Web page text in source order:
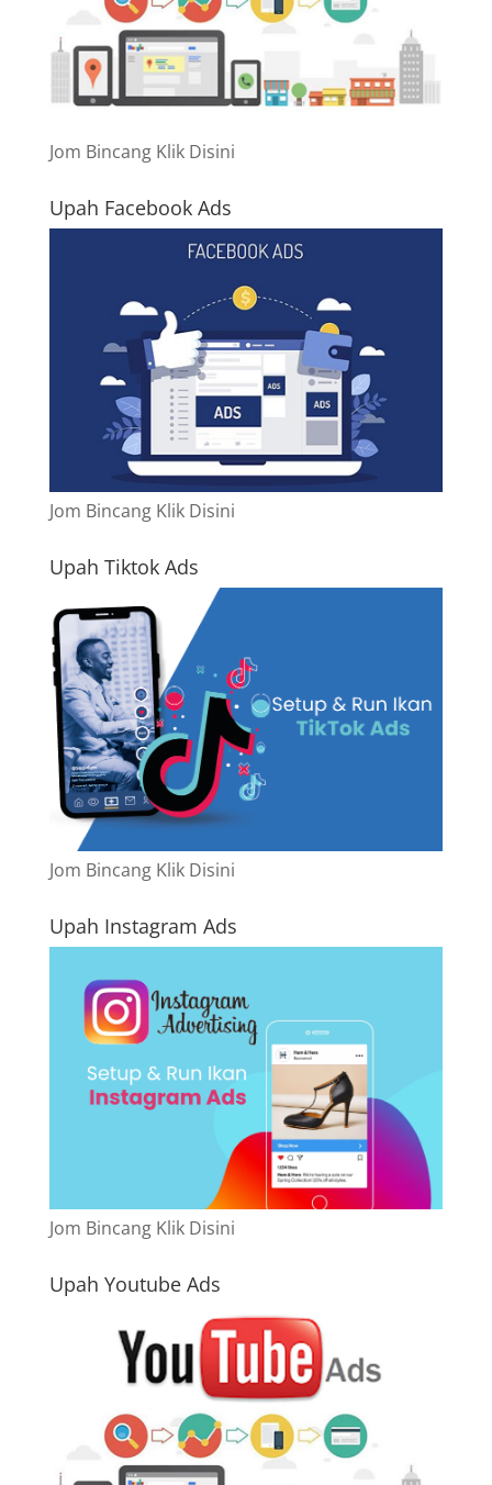
Jom Bincang Klik Disini
Upah Facebook Ads
Jom Bincang Klik Disini
Upah Tiktok Ads
Jom Bincang Klik Disini
Upah Instagram Ads
Jom Bincang Klik Disini
Upah Youtube Ads